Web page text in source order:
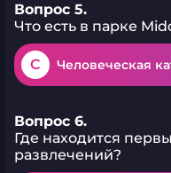
Вопрос 5.
Что есть в парке
C Человеческая
Вопрос 6.
Где находится
развлечений?